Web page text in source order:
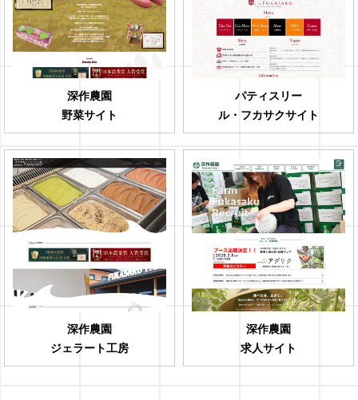
深作農園
野菜サイト
パティスリー
ル・フカサクサイト
深作農園
ジェラート工房
深作農園
求人サイト